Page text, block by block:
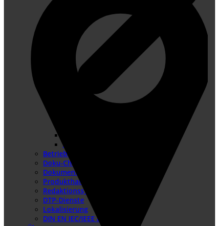
Risikobeurteilung
Betriebsanleitung erstellen
Doku-Check
Dokumentationsüberarbeitung
Produkthaftung USA
Redaktionssysteme
DTP-Dienste
Lokalisierung
DIN EN IEC/IEEE 82079-1